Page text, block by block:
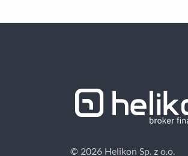
© 2026 Helikon Sp. z o.o.